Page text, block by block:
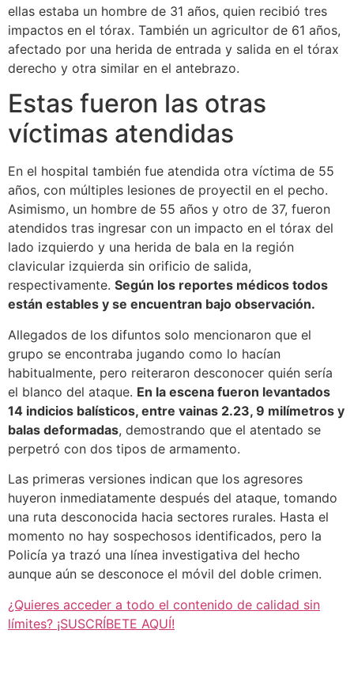
ellas estaba un hombre de 31 años, quien recibió tres
impactos en el tórax. También un agricultor de 61 años,
afectado por una herida de entrada y salida en el tórax
derecho y otra similar en el antebrazo.
Estas fueron las otras
víctimas atendidas
En el hospital también fue atendida otra víctima de 55
años, con múltiples lesiones de proyectil en el pecho.
Asimismo, un hombre de 55 años y otro de 37, fueron
atendidos tras ingresar con un impacto en el tórax del
lado izquierdo y una herida de bala en la región
clavicular izquierda sin orificio de salida,
respectivamente. Según los reportes médicos todos
están estables y se encuentran bajo observación.
Allegados de los difuntos solo mencionaron que el
grupo se encontraba jugando como lo hacían
habitualmente, pero reiteraron desconocer quién sería
el blanco del ataque. En la escena fueron levantados
14 indicios balísticos, entre vainas 2.23, 9 milímetros y
balas deformadas, demostrando que el atentado se
perpetró con dos tipos de armamento.
Las primeras versiones indican que los agresores
huyeron inmediatamente después del ataque, tomando
una ruta desconocida hacia sectores rurales. Hasta el
momento no hay sospechosos identificados, pero la
Policía ya trazó una línea investigativa del hecho
aunque aún se desconoce el móvil del doble crimen.
¿Quieres acceder a todo el contenido de calidad sin
límites? ¡SUSCRÍBETE AQUÍ!